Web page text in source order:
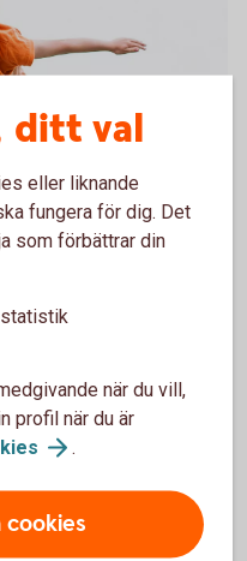
med en
som visar
ditt val
eller liknande
fungera för dig. Det
som förbättrar din
statistik
när du vill,
profil när du är
.
cookies